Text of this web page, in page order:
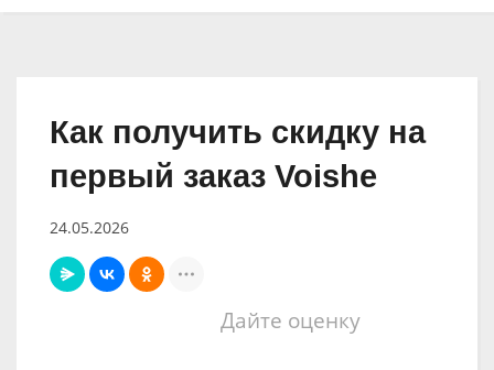
Как получить скидку на
первый заказ Voishe
24.05.2026
Дайте оценку